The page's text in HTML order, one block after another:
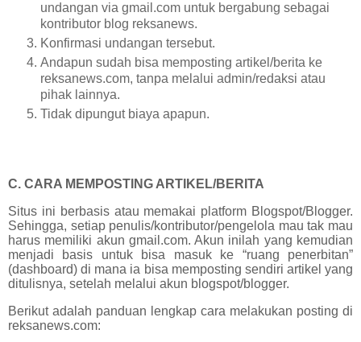
undangan via gmail.com untuk bergabung sebagai
kontributor blog reksanews.
Konfirmasi undangan tersebut.
Andapun sudah bisa memposting artikel/berita ke
reksanews.com, tanpa melalui admin/redaksi atau
pihak lainnya.
Tidak dipungut biaya apapun.
C. CARA MEMPOSTING ARTIKEL/BERITA
Situs ini berbasis atau memakai platform Blogspot/Blogger.
Sehingga, setiap penulis/kontributor/pengelola mau tak mau
harus memiliki akun gmail.com. Akun inilah yang kemudian
menjadi basis untuk bisa masuk ke “ruang penerbitan”
(dashboard) di mana ia bisa memposting sendiri artikel yang
ditulisnya, setelah melalui akun blogspot/blogger.
Berikut adalah panduan lengkap cara melakukan posting di
reksanews.com: